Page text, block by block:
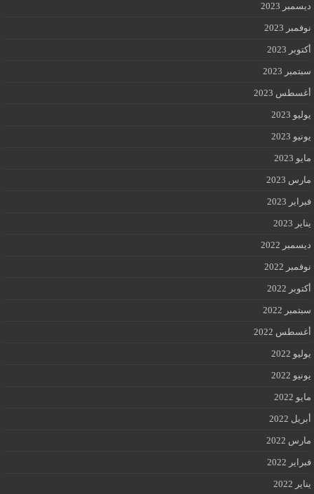
ديسمبر 2023
نوفمبر 2023
أكتوبر 2023
سبتمبر 2023
أغسطس 2023
يوليو 2023
يونيو 2023
مايو 2023
مارس 2023
فبراير 2023
يناير 2023
ديسمبر 2022
نوفمبر 2022
أكتوبر 2022
سبتمبر 2022
أغسطس 2022
يوليو 2022
يونيو 2022
مايو 2022
أبريل 2022
مارس 2022
فبراير 2022
يناير 2022